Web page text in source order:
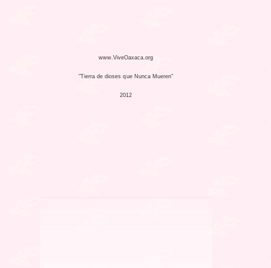
www.ViveOaxaca.org
"Tierra de dioses que Nunca Mueren"
2012